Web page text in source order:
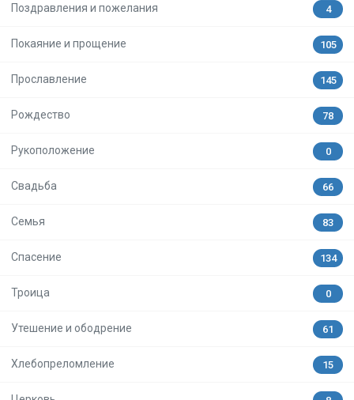
Поздравления и пожелания 4
Покаяние и прощение 105
Прославление 145
Рождество 78
Рукоположение 0
Свадьба 66
Семья 83
Спасение 134
Троица 0
Утешение и ободрение 61
Хлебопреломление 15